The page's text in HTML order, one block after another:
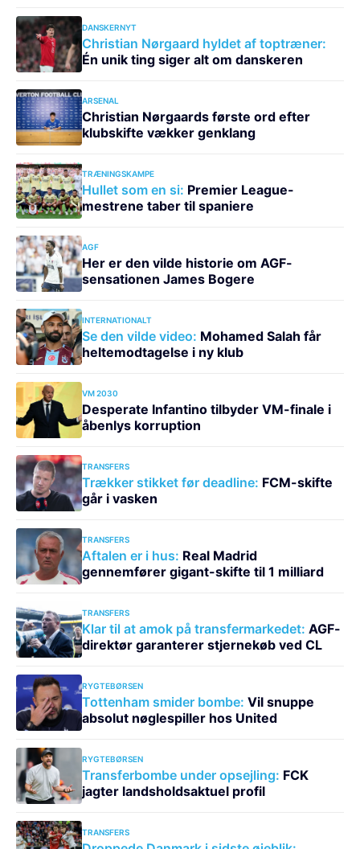
DANSKERNYT
Christian Nørgaard hyldet af toptræner:
Én unik ting siger alt om danskeren
ARSENAL
Christian Nørgaards første ord efter
klubskifte vækker genklang
TRÆNINGSKAMPE
Hullet som en si: Premier League-
mestrene taber til spaniere
AGF
Her er den vilde historie om AGF-
sensationen James Bogere
INTERNATIONALT
Se den vilde video: Mohamed Salah får
heltemodtagelse i ny klub
VM 2030
Desperate Infantino tilbyder VM-finale i
åbenlys korruption
TRANSFERS
Trækker stikket før deadline: FCM-skifte
går i vasken
TRANSFERS
Aftalen er i hus: Real Madrid
gennemfører gigant-skifte til 1 milliard
TRANSFERS
Klar til at amok på transfermarkedet: AGF-
direktør garanterer stjernekøb ved CL
RYGTEBØRSEN
Tottenham smider bombe: Vil snuppe
absolut nøglespiller hos United
RYGTEBØRSEN
Transferbombe under opsejling: FCK
jagter landsholdsaktuel profil
TRANSFERS